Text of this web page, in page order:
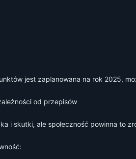
jest zaplanowana na rok 2025,
od przepisów
i skutki, ale społeczność powinna to